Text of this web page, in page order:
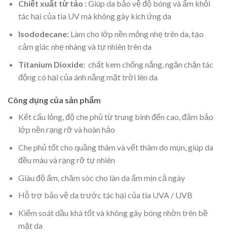
Chiết xuất từ tảo :Giúp da bảo vệ độ bóng và ẩm khỏi
tác hại của tia UV mà không gây kích ứng da
Isododecane:Làm cho lớp nền mỏng nhẹ trên da, tạo
cảm giác nhẹ nhàng và tự nhiên trên da
Titanium Dioxide:chất kem chống nắng, ngăn chặn tác
động có hại của ánh nắng mặt trời lên da
Công dụng của sản phẩm
Kết cấu lỏng, độ che phủ từ trung bình đến cao, đảm bảo
lớp nền rạng rỡ và hoàn hảo
Che phủ tốt cho quầng thâm và vết thâm do mụn, giúp da
đều màu và rạng rỡ tự nhiên
Giàu độ ẩm, chăm sóc cho làn da ẩm mịn cả ngày
Hỗ trợ bảo vệ da trước tác hại của tia UVA / UVB
Kiểm soát dầu khá tốt và không gây bóng nhờn trên bề
mặt da